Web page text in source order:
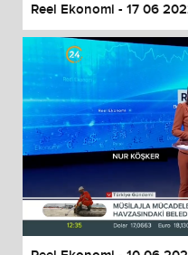
Reel Ekonomi - 17 06